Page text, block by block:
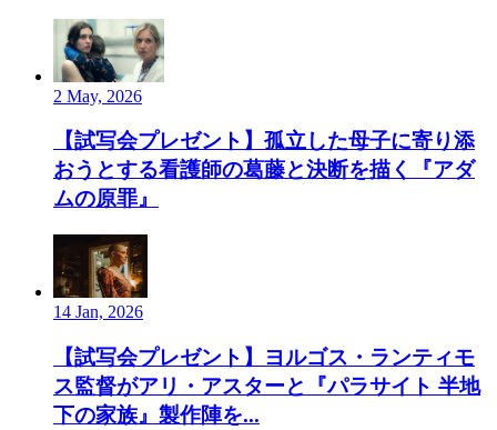
2 May, 2026
【試写会プレゼント】孤立した母子に寄り添
おうとする看護師の葛藤と決断を描く『アダ
ムの原罪』
14 Jan, 2026
【試写会プレゼント】ヨルゴス・ランティモ
ス監督がアリ・アスターと『パラサイト 半地
下の家族』製作陣を...